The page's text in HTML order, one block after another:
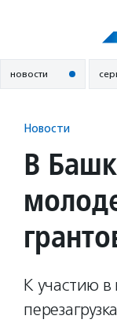
новости
Новости
В
К участию